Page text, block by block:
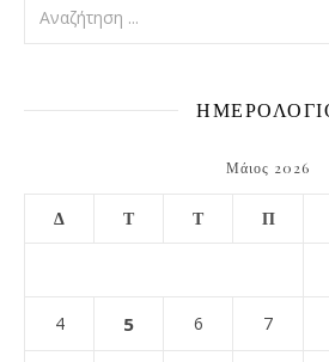
Μάιος 2026
Δ Τ Τ Π
4 5 6 7